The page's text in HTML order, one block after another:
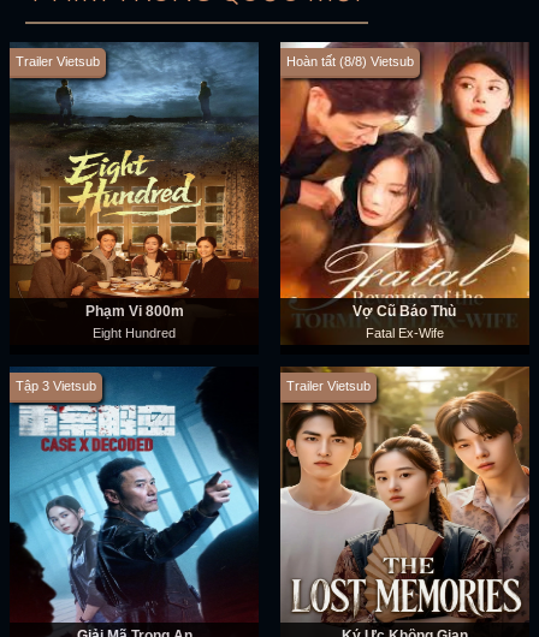
Trailer Vietsub
Phạm Vi 800m
Eight Hundred
Hoàn tất (8/8) Vietsub
Vợ Cũ Báo Thù
Fatal Ex-Wife
Tập 3 Vietsub Trailer Vietsub